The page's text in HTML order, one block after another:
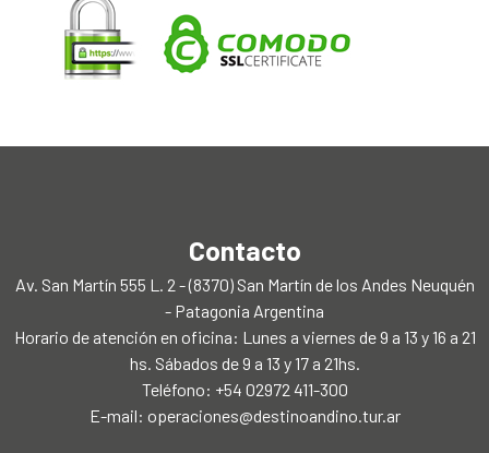
Contacto
Av. San Martín 555 L. 2 - (8370) San Martín de los Andes Neuquén
- Patagonia Argentina
Horario de atención en oficina: Lunes a viernes de 9 a 13 y 16 a 21
hs. Sábados de 9 a 13 y 17 a 21hs.
Teléfono: +54 02972 411-300
E-mail: operaciones@destinoandino.tur.ar